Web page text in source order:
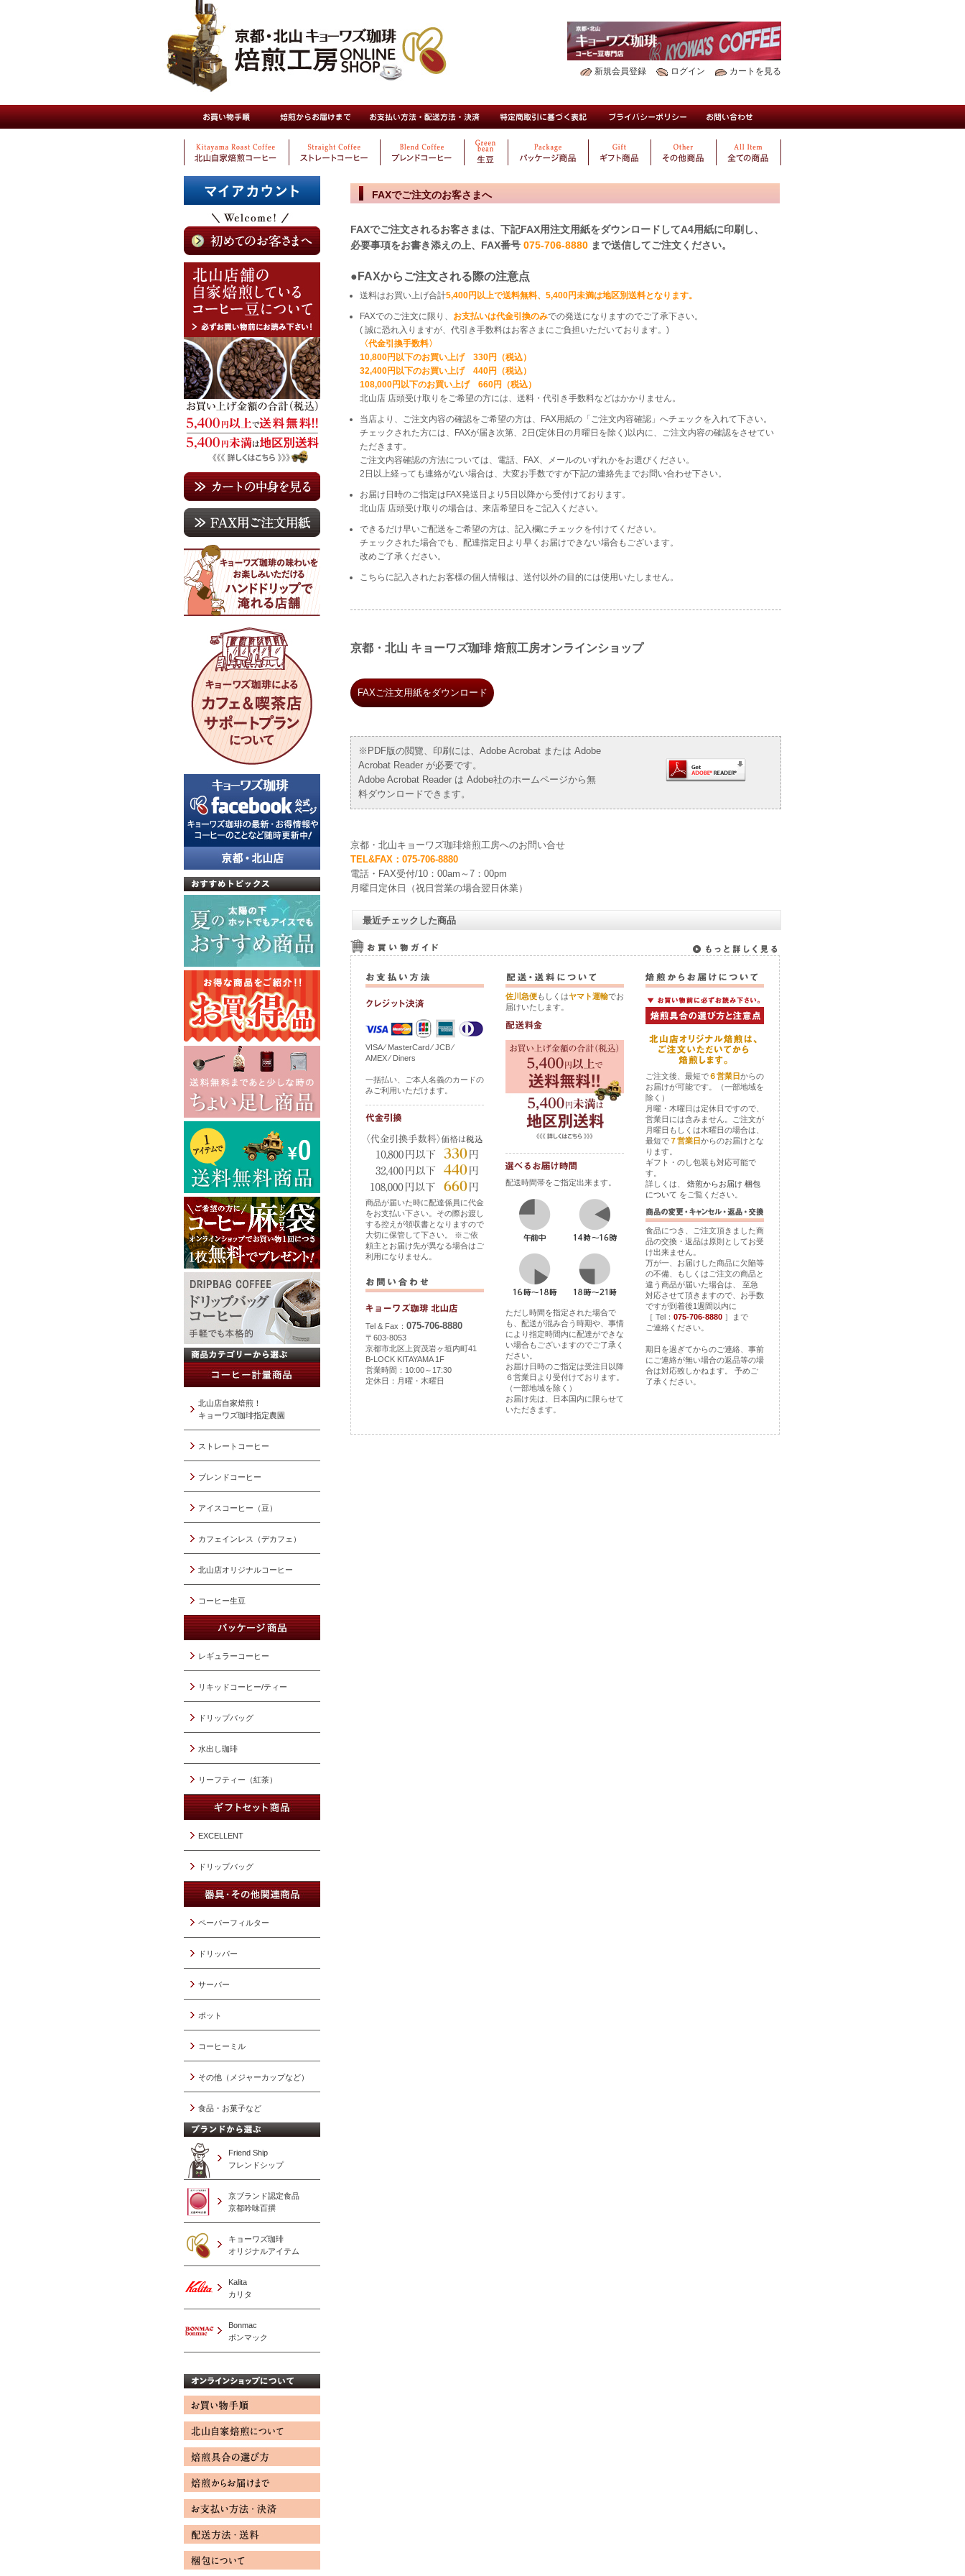
新規会員登録 ログイン カートを見る
FAXでご注文のお客さまへ
FAXでご注文されるお客さまは、下記FAX用注文用紙をダウンロードしてA4用紙に印刷し、
必要事項をお書き添えの上、FAX番号 075-706-8880 まで送信してご注文ください。
●FAXからご注文される際の注意点
送料はお買い上げ合計5,400円以上で送料無料、5,400円未満は地区別送料となります。
FAXでのご注文に限り、 お支払いは代金引換のみでの発送になりますのでご了承下さい。
( 誠に恐れ入りますが、代引き手数料はお客さまにご負担いただいております。)
〈代金引換手数料〉
10,800円以下のお買い上げ 330円（税込）
32,400円以下のお買い上げ 440円（税込）
108,000円以下のお買い上げ 660円（税込）
北山店 店頭受け取りをご希望の方には、送料・代引き手数料などはかかりません。
当店より、ご注文内容の確認をご希望の方は、FAX用紙の「ご注文内容確認」へチェックを入れて下さい。
チェックされた方には、FAXが届き次第、2日(定休日の月曜日を除く)以内に、ご注文内容の確認をさせてい
ただきます。
ご注文内容確認の方法については、電話、FAX、メールのいずれかをお選びください。
2日以上経っても連絡がない場合は、大変お手数ですが下記の連絡先までお問い合わせ下さい。
お届け日時のご指定はFAX発送日より5日以降から受付けております。
北山店 店頭受け取りの場合は、来店希望日をご記入ください。
できるだけ早いご配送をご希望の方は、記入欄にチェックを付けてください。
チェックされた場合でも、配達指定日より早くお届けできない場合もございます。
改めご了承ください。
こちらに記入されたお客様の個人情報は、送付以外の目的には使用いたしません。
京都・北山 キョーワズ珈琲 焙煎工房オンラインショップ
FAXご注文用紙をダウンロード
※PDF版の閲覽、印刷には、Adobe Acrobat または Adobe
Acrobat Reader が必要です。
Adobe Acrobat Reader は Adobe社のホームページから無
料ダウンロードできます。
京都・北山キョーワズ珈琲焙煎工房へのお問い合せ
TEL&FAX：075-706-8880
電話・FAX受付/10：00am～7：00pm
月曜日定休日（祝日営業の場合翌日休業）
最近チェックした商品
VISA ⁄ MasterCard ⁄ JCB ⁄
AMEX ⁄ Diners
一括払い、ご本人名義のカードの
みご利用いただけます。
商品が届いた時に配達係員に代金
をお支払い下さい。その際お渡し
する控えが領収書となりますので
大切に保管して下さい。 ※ご依
頼主とお届け先が異なる場合はご
利用になりません。
Tel & Fax： 075-706-8880
〒603-8053
京都市北区上賀茂岩ヶ垣内町41
B-LOCK KITAYAMA 1F
営業時間：10:00～17:30
定休日：月曜・木曜日
佐川急便もしくはヤマト運輸でお
届けいたします。
配送時間帯をご指定出来ます。
ただし時間を指定された場合で
も、配送が混み合う時期や、事情
により指定時間内に配達ができな
い場合もございますのでご了承く
ださい。
お届け日時のご指定は受注日以降
６営業日より受付けております。
（一部地域を除く）
お届け先は、日本国内に限らせて
いただきます。
ご注文後、最短で６営業日からの
お届けが可能です。（一部地域を
除く）
月曜・木曜日は定休日ですので、
営業日には含みません。ご注文が
月曜日もしくは木曜日の場合は、
最短で ７営業日からのお届けとな
ります。
ギフト・のし包装も対応可能で
す。
詳しくは、 焙煎からお届け 梱包
について をご覧ください。
食品につき、ご注文頂きました商
品の交換・返品は原則としてお受
け出来ません。
万が一、お届けした商品に欠陥等
の不備、もしくはご注文の商品と
違う商品が届いた場合は、 至急
対応させて頂きますので、お手数
ですが到着後1週間以内に
［ Tel： 075-706-8880 ］まで
ご連絡ください。
期日を過ぎてからのご連絡、事前
にご連絡が無い場合の返品等の場
合は対応致しかねます。 予めご
了承ください。
北山店自家焙煎！
キョーワズ珈琲指定農園
ストレートコーヒー
ブレンドコーヒー
アイスコーヒー（豆）
カフェインレス（デカフェ）
北山店オリジナルコーヒー
コーヒー生豆
レギュラーコーヒー
リキッドコーヒー/ティー
ドリップバッグ
水出し珈琲
リーフティー（紅茶）
EXCELLENT
ドリップバッグ
ペーパーフィルター
ドリッパー
サーバー
ポット
コーヒーミル
その他（メジャーカップなど）
食品・お菓子など
Friend Ship
フレンドシップ
京ブランド認定食品
京都吟味百撰
キョーワズ珈琲
オリジナルアイテム
Kalita
カリタ
Bonmac
ボンマック